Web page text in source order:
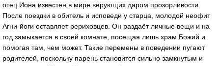
отец Иона известен в мире верующих даром прозорливости.
После поездки в обитель и исповеди у старца, молодой неофит
Агни-йоги оставляет рериховцев. Он раздаёт личные вещи и на
год замыкается в своей комнате, посещая лишь храм Божий и
помогая там, чем может. Такие перемены в поведении пугают
родителей, поскольку парень становится сильно замкнутым и